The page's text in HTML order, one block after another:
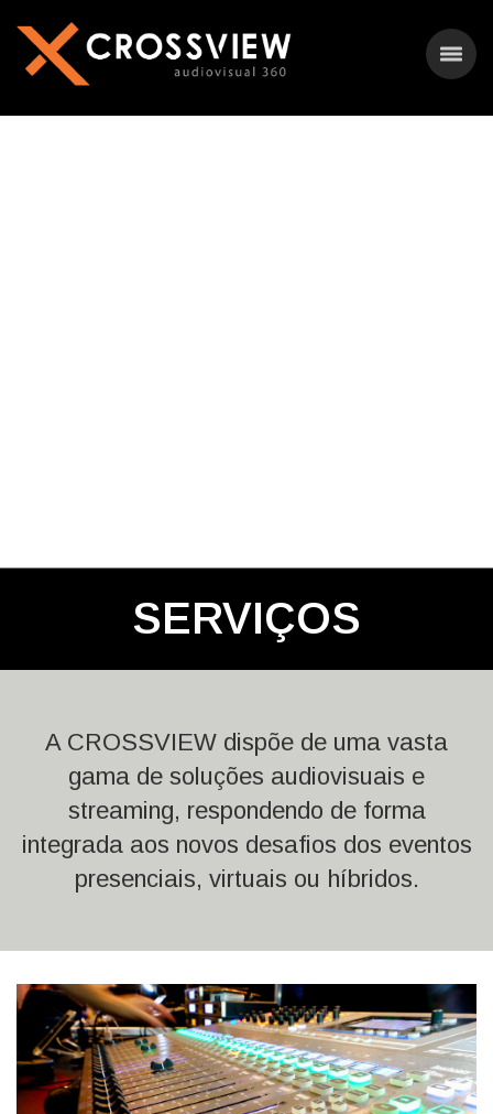
SERVIÇOS
A CROSSVIEW dispõe de uma vasta
gama de soluções audiovisuais e
streaming, respondendo de forma
integrada aos novos desafios dos eventos
presenciais, virtuais ou híbridos.